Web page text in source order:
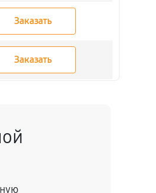
Заказать
Заказать
Заказать